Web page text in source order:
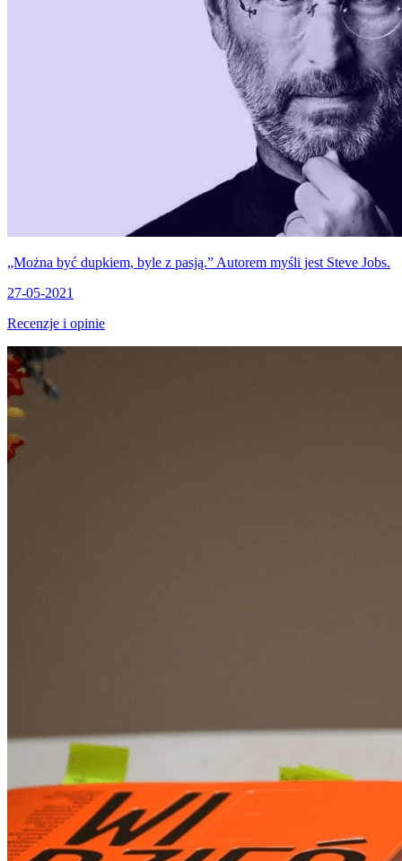
„Można być dupkiem, byle z pasją.” Autorem myśli jest Steve Jobs.
27-05-2021
Recenzje i opinie